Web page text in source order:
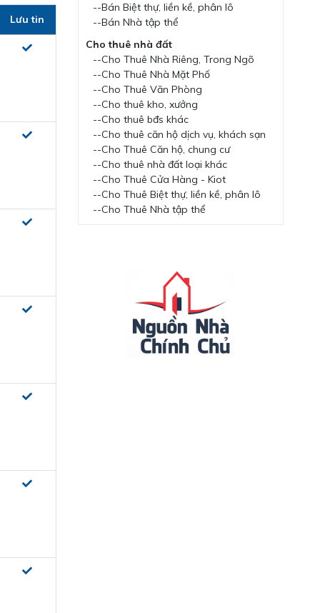
Lưu tin
--Bán Biệt thự, liền kề, phân lô
--Bán Nhà tập thể
Cho thuê nhà đất
--Cho Thuê Nhà Riêng, Trong Ngõ
--Cho Thuê Nhà Mặt Phố
--Cho Thuê Văn Phòng
--Cho thuê kho, xưởng
--Cho thuê bđs khác
--Cho thuê căn hộ dịch vụ, khách sạn
--Cho Thuê Căn hộ, chung cư
--Cho thuê nhà đất loại khác
--Cho Thuê Cửa Hàng - Kiot
--Cho Thuê Biệt thự, liền kề, phân lô
--Cho Thuê Nhà tập thể